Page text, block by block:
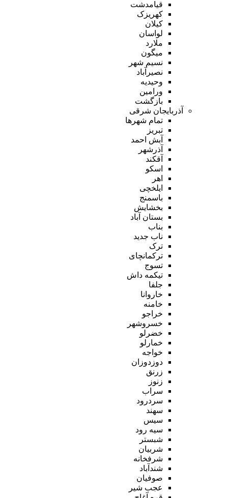
قیامدشت
کهریزک
کیلان
لواسان
ملارد
میگون
نسیم شهر
نصیرآباد
وحیدیه
ورامین
بازگشت
آذربایجان شرقی
تمام شهر‌ها
تبریز
آبش احمد
آذرشهر
آقکند
اسکو
اهر
ایلخچی
باسمنج
بخشایش
بستان آباد
بناب
ناب جدید
ترک
ترکمانچای
تسوج
تیکمه داش
جلفا
خاروانا
خامنه
خراجو
خسروشهر
خضرلو
خمارلو
خواجه
دوزدوزان
زرنق
زنوز
سراب
سردرود
سهند
سیس
سیه رود
شبستر
شربیان
شرفخانه
شندآباد
صوفیان
عجب شیر